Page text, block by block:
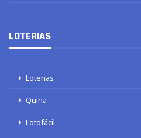
LOTERIAS
Loterias
Quina
Lotofácil